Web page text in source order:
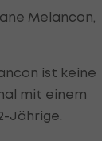
Melancon,
ist keine
mit einem
Jährige.